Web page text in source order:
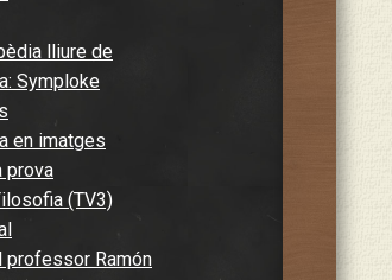
lliure de
Symploke
en imatges
prova
(TV3)
professor Ramón